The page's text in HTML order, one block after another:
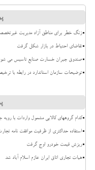
زنگ خطر برای مناطق آزاد مدیریت
تقاضای احتیاط در بازار شکل گرفت
صندوق جبران خسارت صنایع تاسیس می
توضیحات سازمان استاندارد در رابطه با
کدام گروههای کالایی مشمول واردات با
استفاده حداکثری از ظرفیت موافقت نامه
ریزش قیمت خودرو اوج گرفت
هیات تجاری اتاق ایران عازم اسلام آباد شد